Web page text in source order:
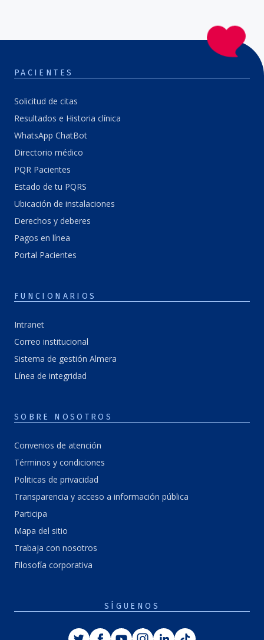
PACIENTES
Solicitud de citas
Resultados e Historia clínica
WhatsApp ChatBot
Directorio médico
PQR Pacientes
Estado de tu PQRS
Ubicación de instalaciones
Derechos y deberes
Pagos en línea
Portal Pacientes
FUNCIONARIOS
Intranet
Correo institucional
Sistema de gestión Almera
Línea de integridad
SOBRE NOSOTROS
Convenios de atención
Términos y condiciones
Politicas de privacidad
Transparencia y acceso a información pública
Participa
Mapa del sitio
Trabaja con nosotros
Filosofía corporativa
SÍGUENOS
TwitterFacebook
YoutubeInstagram
LinkedinTiktok